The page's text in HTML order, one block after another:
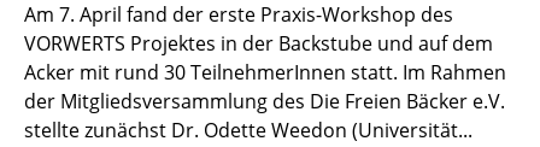
Am 7. April fand der erste Praxis-Workshop des
VORWERTS Projektes in der Backstube und auf dem
Acker mit rund 30 TeilnehmerInnen statt. Im Rahmen
der Mitgliedsversammlung des Die Freien Bäcker e.V.
stellte zunächst Dr. Odette Weedon (Universität...